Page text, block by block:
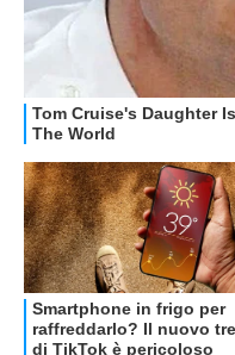
OFFERTE